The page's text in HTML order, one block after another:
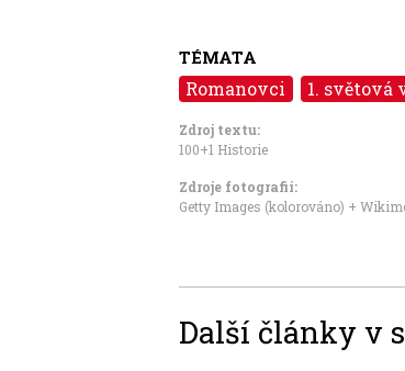
TÉMATA
Romanovci 1. světová
Zdroj textu:
100+1 Historie
Zdroje fotografii:
Getty Images (kolorováno) +
Další články v